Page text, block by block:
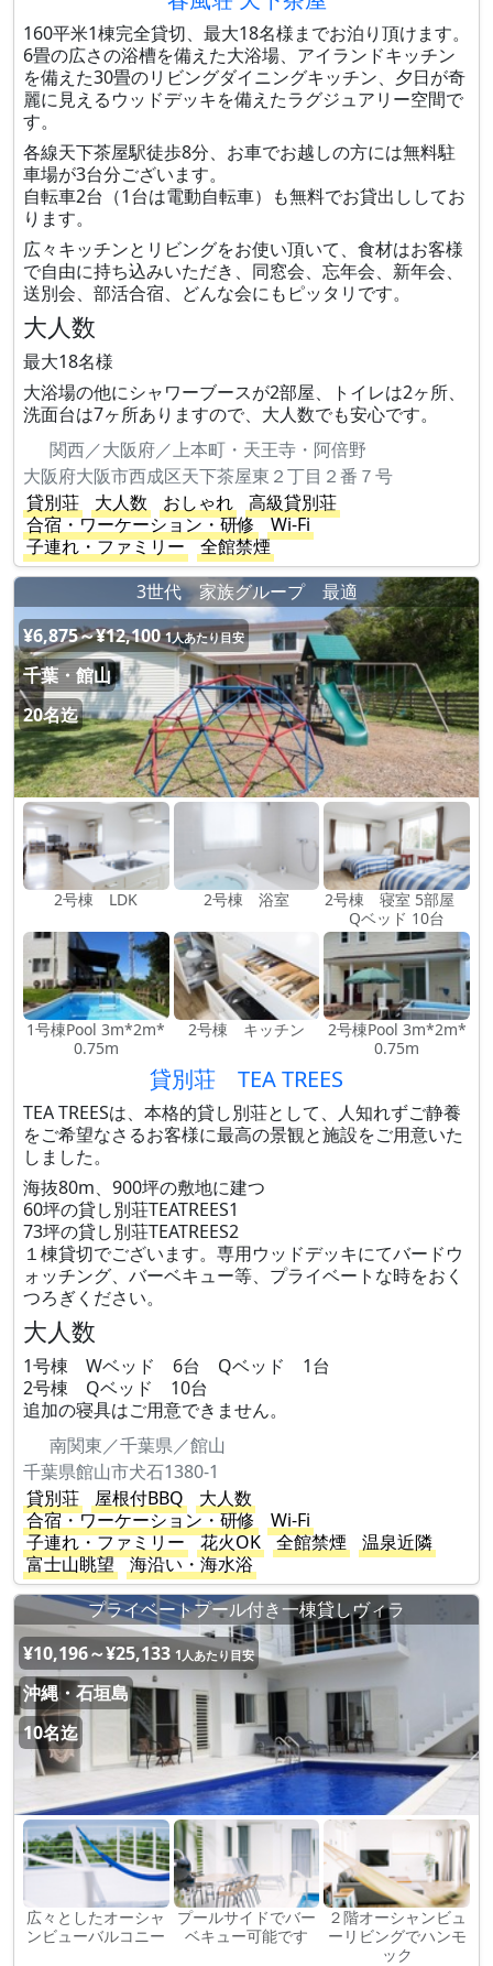
160平米1棟完全貸切、最大18名様までお泊り頂けます。
6畳の広さの浴槽を備えた大浴場、アイランドキッチン
を備えた30畳のリビングダイニングキッチン、夕日が奇
麗に見えるウッドデッキを備えたラグジュアリー空間で
す。
各線天下茶屋駅徒歩8分、お車でお越しの方には無料駐
車場が3台分ございます。
自転車2台（1台は電動自転車）も無料でお貸出ししてお
ります。
広々キッチンとリビングをお使い頂いて、食材はお客様
で自由に持ち込みいただき、同窓会、忘年会、新年会、
送別会、部活合宿、どんな会にもピッタリです。
大人数
最大18名様
大浴場の他にシャワーブースが2部屋、トイレは2ヶ所、
洗面台は7ヶ所ありますので、大人数でも安心です。
関西／大阪府／上本町・天王寺・阿倍野
大阪府大阪市西成区天下茶屋東２丁目２番７号
貸別荘
大人数 おしゃれ
高級貸別荘
合宿・ワーケーション・研修
Wi-Fi
子連れ・ファミリー
全館禁煙
3世代 家族グループ 最適
¥6,875～¥12,100 1人あたり目安
千葉・館山
20名迄
2号棟 LDK 2号棟 浴室
2号棟 寝室 5部屋
Qベッド 10台
1号棟Pool 3m*2m*
0.75m
2号棟 キッチン
2号棟Pool 3m*2m*
0.75m
貸別荘 TEA TREES
TEA TREESは、本格的貸し別荘として、人知れずご静養
をご希望なさるお客様に最高の景観と施設をご用意いた
しました。
海抜80m、900坪の敷地に建つ
60坪の貸し別荘TEATREES1
73坪の貸し別荘TEATREES2
１棟貸切でございます。専用ウッドデッキにてバードウ
ォッチング、バーベキュー等、プライベートな時をおく
つろぎください。
大人数
1号棟 Wベッド 6台 Qベッド 1台
2号棟 Qベッド 10台
追加の寝具はご用意できません。
南関東／千葉県／館山
千葉県館山市犬石1380-1
貸別荘
屋根付BBQ
大人数
合宿・ワーケーション・研修
Wi-Fi
子連れ・ファミリー
花火OK 全館禁煙
温泉近隣
富士山眺望
海沿い・海水浴
プライベートプール付き一棟貸しヴィラ
¥10,196～¥25,133 1人あたり目安
沖縄・石垣島
10名迄
広々としたオーシャ
ンビューバルコニー
プールサイドでバー
ベキュー可能です
２階オーシャンビュ
ーリビングでハンモ
ック